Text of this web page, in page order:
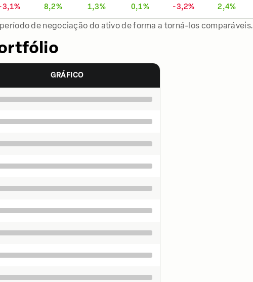
3,1% 8,2% 1,3% 0,1% -3,2% 2,4%
de negociação do ativo de forma a torná-los comparáveis.
GRÁFICO